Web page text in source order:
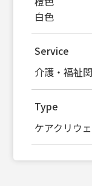
白色
Service
介護・福祉
Type
ケアクリウ